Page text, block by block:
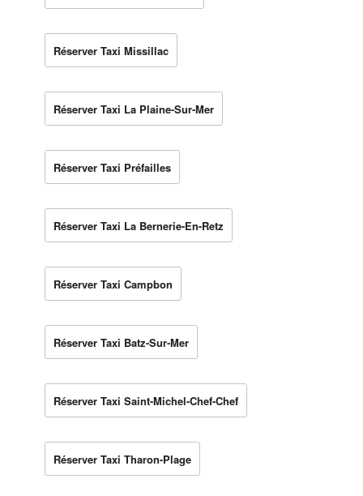
Réserver Taxi Missillac
Réserver Taxi La Plaine-Sur-Mer
Réserver Taxi Préfailles
Réserver Taxi La Bernerie-En-Retz
Réserver Taxi Campbon
Réserver Taxi Batz-Sur-Mer
Réserver Taxi Saint-Michel-Chef-Chef
Réserver Taxi Tharon-Plage